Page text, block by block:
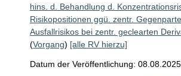
hins. d. Behandlung d.
Risikopositionen ggü. zentr.
Ausfallrisikos bei zentr. geclearten
(Vorgang) [alle RV hierzu]
Datum der Veröffentlichung: 08.08.2025